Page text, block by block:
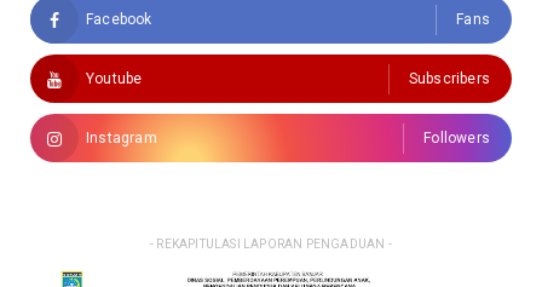
Facebook Fans
Youtube Subscribers
Instagram Followers
- REKAPITULASI LAPORAN PENGADUAN -